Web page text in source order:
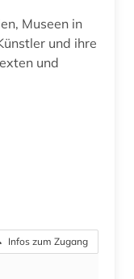
Museen in
und ihre
und
Infos zum Zugang